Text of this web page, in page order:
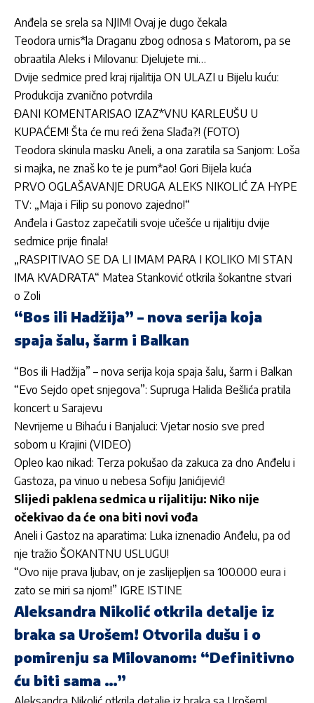
Anđela se srela sa NJIM! Ovaj je dugo čekala
Teodora urnis*la Draganu zbog odnosa s Matorom, pa se
obraatila Aleks i Milovanu: Djelujete mi…
Dvije sedmice pred kraj rijalitija ON ULAZI u Bijelu kuću:
Produkcija zvanično potvrdila
ĐANI KOMENTARISAO IZAZ*VNU KARLEUŠU U
KUPAĆEM! Šta će mu reći žena Slađa?! (FOTO)
Teodora skinula masku Aneli, a ona zaratila sa Sanjom: Loša
si majka, ne znaš ko te je pum*ao! Gori Bijela kuća
PRVO OGLAŠAVANJE DRUGA ALEKS NIKOLIĆ ZA HYPE
TV: „Maja i Filip su ponovo zajedno!“
Anđela i Gastoz zapečatili svoje učešće u rijalitiju dvije
sedmice prije finala!
„RASPITIVAO SE DA LI IMAM PARA I KOLIKO MI STAN
IMA KVADRATA“ Matea Stanković otkrila šokantne stvari
o Zoli
“Bos ili Hadžija” – nova serija koja
spaja šalu, šarm i Balkan
“Bos ili Hadžija” – nova serija koja spaja šalu, šarm i Balkan
“Evo Sejdo opet snjegova”: Supruga Halida Bešlića pratila
koncert u Sarajevu
Nevrijeme u Bihaću i Banjaluci: Vjetar nosio sve pred
sobom u Krajini (VIDEO)
Opleo kao nikad: Terza pokušao da zakuca za dno Anđelu i
Gastoza, pa vinuo u nebesa Sofiju Janićijević!
Slijedi paklena sedmica u rijalitiju: Niko nije
očekivao da će ona biti novi vođa
Aneli i Gastoz na aparatima: Luka iznenadio Anđelu, pa od
nje tražio ŠOKANTNU USLUGU!
“Ovo nije prava ljubav, on je zaslijepljen sa 100.000 eura i
zato se miri sa njom!” IGRE ISTINE
Aleksandra Nikolić otkrila detalje iz
braka sa Urošem! Otvorila dušu i o
pomirenju sa Milovanom: “Definitivno
ću biti sama …”